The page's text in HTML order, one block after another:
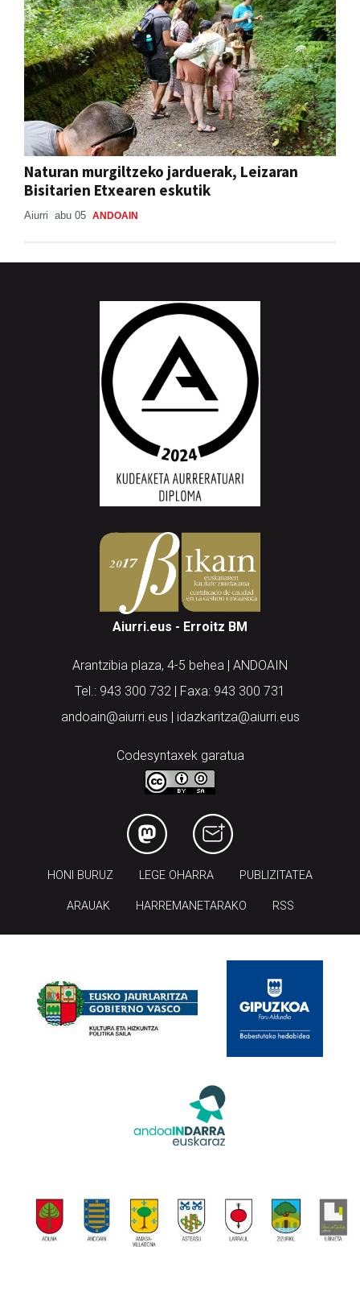
Naturan murgiltzeko jarduerak, Leizaran
Bisitarien Etxearen eskutik
Aiurri abu 05 ANDOAIN
Aiurri.eus - Erroitz BM
Arantzibia plaza, 4-5 behea | ANDOAIN
Tel.: 943 300 732 | Faxa: 943 300 731
andoain@aiurri.eus | idazkaritza@aiurri.eus
Codesyntaxek garatua
HONI BURUZ LEGE OHARRA PUBLIZITATEA
ARAUAK HARREMANETARAKO RSS